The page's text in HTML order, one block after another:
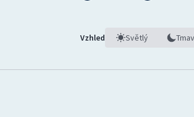
Vzhled Světlý